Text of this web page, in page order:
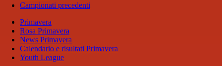
Campionati precedenti
Primavera
Rosa Primavera
News Primavera
Calendario e risultati Primavera
Youth League